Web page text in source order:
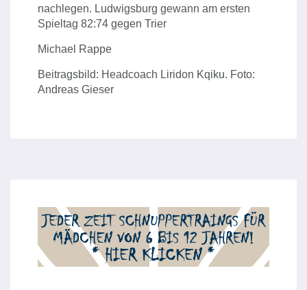
nachlegen. Ludwigsburg gewann am ersten
Spieltag 82:74 gegen Trier
Michael Rappe
Beitragsbild: Headcoach Liridon Kqiku. Foto:
Andreas Gieser